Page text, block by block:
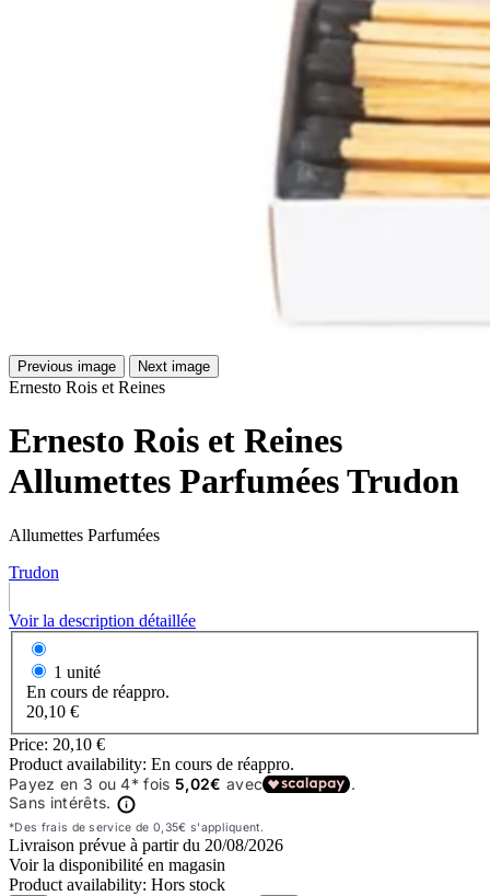
Previous image Next image
Ernesto Rois et Reines
Ernesto Rois et Reines
Allumettes Parfumées Trudon
Allumettes Parfumées
Trudon
Voir la description détaillée
1 unité
En cours de réappro.
20,10 €
Price: 20,10 €
Product availability: En cours de réappro.
Livraison prévue à partir du 20/08/2026
Voir la disponibilité en magasin
Product availability: Hors stock